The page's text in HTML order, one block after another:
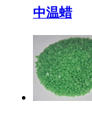
中温蜡